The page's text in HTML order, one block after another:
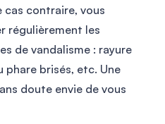
cas contraire, vous
régulièrement les
de vandalisme : rayure
brisés, etc. Une
doute envie de vous